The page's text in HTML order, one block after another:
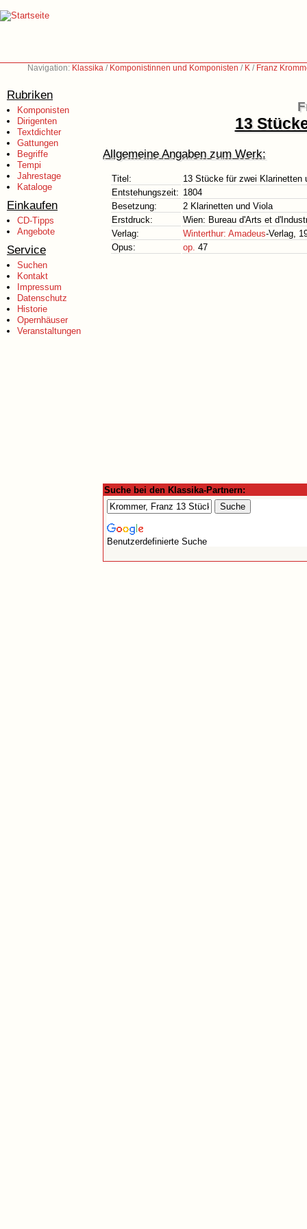
Navigation: Klassika / Komponistinnen und Komponisten / K / Franz
Rubriken
Komponisten
Dirigenten
Textdichter
Gattungen
Begriffe
Tempi
Jahrestage
Kataloge
Einkaufen
CD-Tipps
Angebote
Service
Suchen
Kontakt
Impressum
Datenschutz
Historie
Opernhäuser
Veranstaltungen
13
Allgemeine Angaben zum Werk:
Titel:
13 Stücke für zwei Klarinetten
Entstehungszeit: 1804
Besetzung:
2 Klarinetten und Viola
Erstdruck:
Wien: Bureau d'Arts et
Verlag:
Winterthur: Amadeus-Verlag,
Opus:
op. 47
Suche bei den Klassika-Partnern:
Benutzerdefinierte Suche